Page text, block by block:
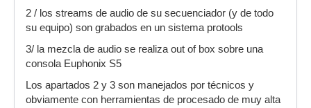
2 / los streams de audio de su secuenciador (y de todo
su equipo) son grabados en un sistema protools
3/ la mezcla de audio se realiza out of box sobre una
consola Euphonix S5
Los apartados 2 y 3 son manejados por técnicos y
obviamente con herramientas de procesado de muy alta